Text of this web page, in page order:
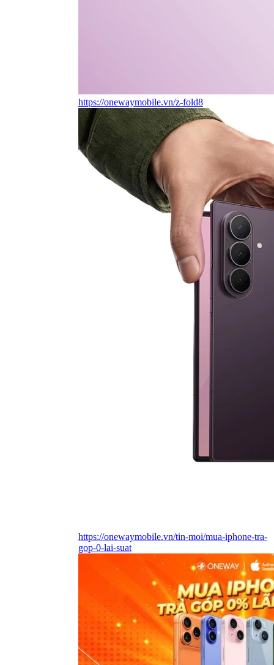
https://onewaymobile.vn/z-fold8
https://onewaymobile.vn/tin-moi/mua-iphone-tra-
gop-0-lai-suat